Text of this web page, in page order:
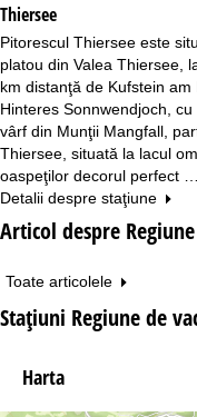
Thiersee
Pitorescul Thiersee este
platou din Valea Thiersee,
km distanţă de Kufstein
Hinteres Sonnwendjoch,
vârf din Munţii Mangfall,
Thiersee, situată la lacul
oaspeţilor decorul perfect …
Detalii despre staţiune
Articol despre
Toate articolele
Staţiuni Regiune de
Harta